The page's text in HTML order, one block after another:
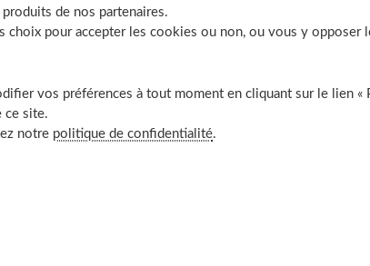
d’un rituel sain et naturel
et visiblement restaurés
de votre nature de
de nos partenaires.
choix pour accepter les cookies ou non, ou vous y opposer
vos préférences à tout moment en cliquant sur le lien «
ce site.
notre politique de confidentialité.